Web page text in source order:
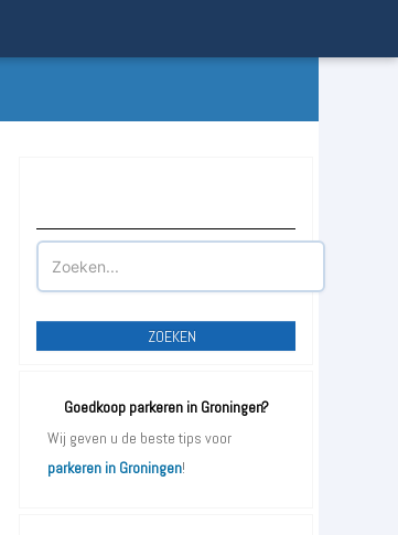
ZOEKEN
Goedkoop parkeren in Groningen?
Wij geven u de beste tips voor
parkeren in Groningen!